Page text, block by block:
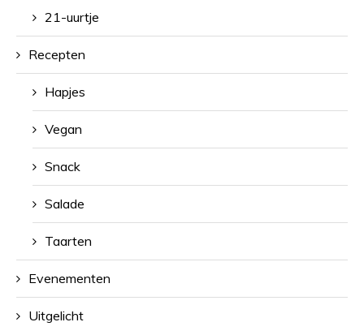
21-uurtje
Recepten
Hapjes
Vegan
Snack
Salade
Taarten
Evenementen
Uitgelicht